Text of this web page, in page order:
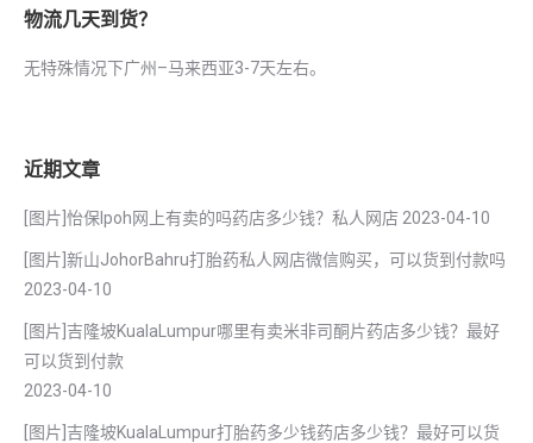
物流几天到货？
无特殊情况下广州–马来西亚3-7天左右。
近期文章
[图片]怡保lpoh网上有卖的吗药店多少钱？私人网店 2023-04-10
[图片]新山JohorBahru打胎药私人网店微信购买，可以货到付款吗
2023-04-10
[图片]吉隆坡KualaLumpur哪里有卖米非司酮片药店多少钱？最好
可以货到付款
2023-04-10
[图片]吉隆坡KualaLumpur打胎药多少钱药店多少钱？最好可以货